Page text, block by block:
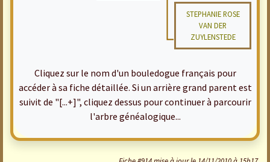
STEPHANIE ROSE
VAN DER
ZUYLENSTEDE
Cliquez sur le nom d'un bouledogue français pour
accéder à sa fiche détaillée. Si un arrière grand parent est
suivit de "[...+]", cliquez dessus pour continuer à parcourir
l'arbre généalogique...